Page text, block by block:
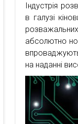
Індустрія
в галузі
абсолютно
впроваджують
на наданні